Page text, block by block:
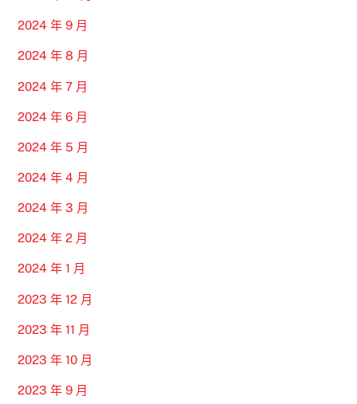
2024 年 9 月
2024 年 8 月
2024 年 7 月
2024 年 6 月
2024 年 5 月
2024 年 4 月
2024 年 3 月
2024 年 2 月
2024 年 1 月
2023 年 12 月
2023 年 11 月
2023 年 10 月
2023 年 9 月